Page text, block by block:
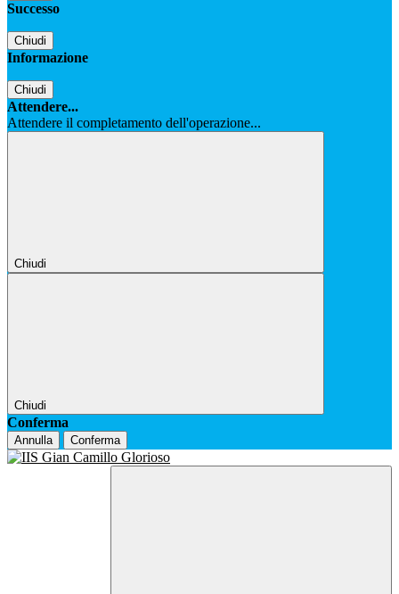
Successo
Chiudi
Informazione
Chiudi
Attendere...
Attendere il completamento dell'operazione...
Chiudi
Chiudi
Conferma
Annulla Conferma